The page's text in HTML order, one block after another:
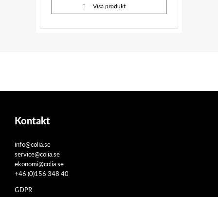
Visa produkt
Kontakt
info@colia.se
service@colia.se
ekonomi@colia.se
+46 (0)156 348 40
GDPR